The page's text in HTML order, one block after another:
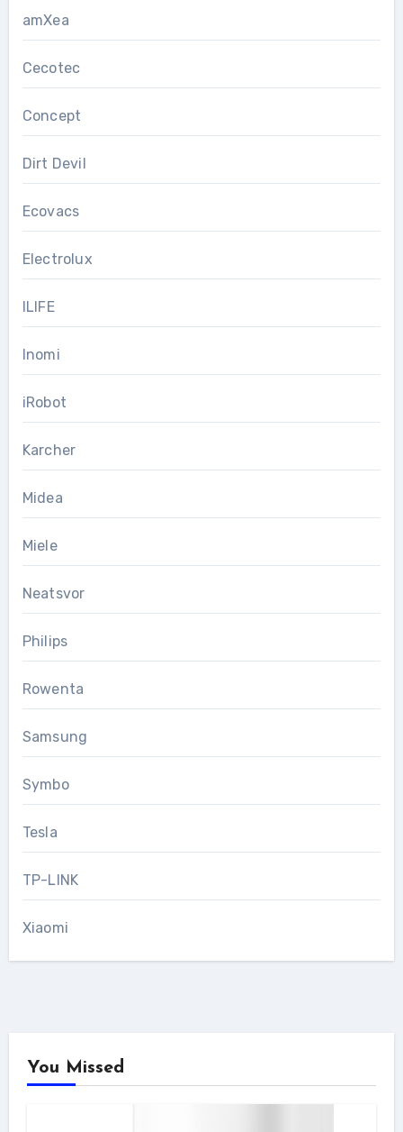
amXea
Cecotec
Concept
Dirt Devil
Ecovacs
Electrolux
ILIFE
Inomi
iRobot
Karcher
Midea
Miele
Neatsvor
Philips
Rowenta
Samsung
Symbo
Tesla
TP-LINK
Xiaomi
You Missed